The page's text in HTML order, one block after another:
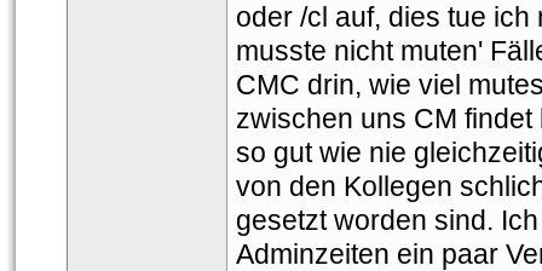
oder /cl auf, dies tue
musste nicht muten'
CMC drin, wie viel
zwischen uns CM
o gut wie nie
von den Kollegen
gesetzt worden sind.
Adminzeiten ein paar